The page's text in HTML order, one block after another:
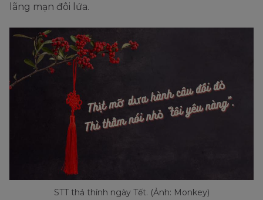
lãng mạn đôi lứa.
STT thả thính ngày Tết. (Ảnh: Monkey)